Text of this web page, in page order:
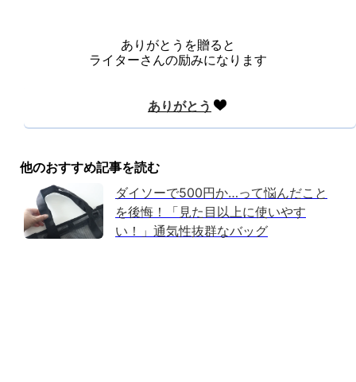
ありがとうを贈ると
ライターさんの励みになります
他のおすすめ記事を読む
ダイソーで500円か…って悩んだこと
を後悔！「見た目以上に使いやす
い！」通気性抜群なバッグ